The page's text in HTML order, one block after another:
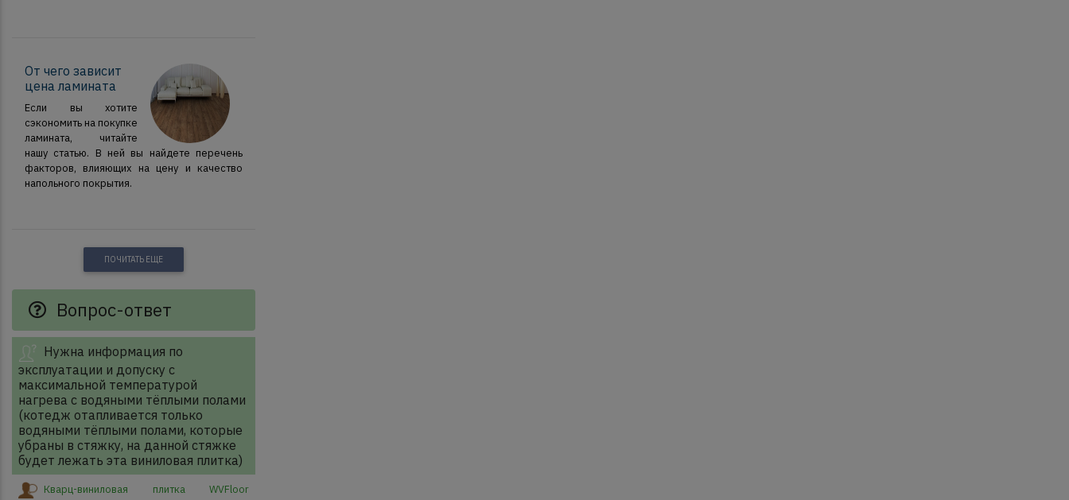
От чего зависит
цена ламината
Если вы хотите
сэкономить на покупке
ламината, читайте
нашу статью. В ней вы найдете перечень
факторов, влияющих на цену и качество
напольного покрытия.
ПОЧИТАТЬ ЕЩЕ
Вопрос-ответ
Нужна информация по
эксплуатации и допуску с
максимальной температурой
нагрева с водяными тёплыми полами
(котедж отапливается только
водяными тёплыми полами, которые
убраны в стяжку, на данной стяжке
будет лежать эта виниловая плитка)
Кварц-виниловая плитка WVFloor